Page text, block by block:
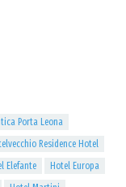
Porta Leona
Residence Hotel
Elefante
Hotel Europa